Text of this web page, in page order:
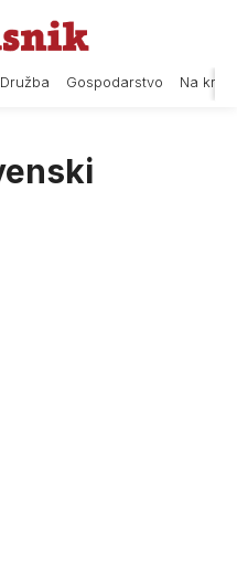
Družba Gospodarstvo Na